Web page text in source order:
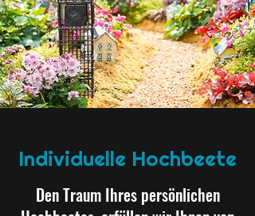
Individuelle Hochbeete
Den Traum Ihres persönlichen